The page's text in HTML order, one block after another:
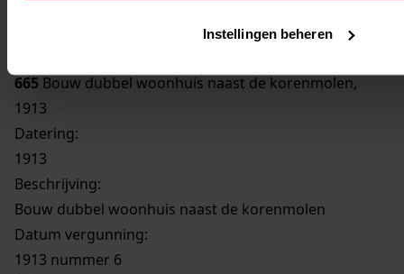
Instellingen beheren
Bouwvergunningen uit toegang 0822
665 Bouw dubbel woonhuis naast de korenmolen,
1913
Datering:
1913
Beschrijving:
Bouw dubbel woonhuis naast de korenmolen
Datum vergunning:
1913 nummer 6